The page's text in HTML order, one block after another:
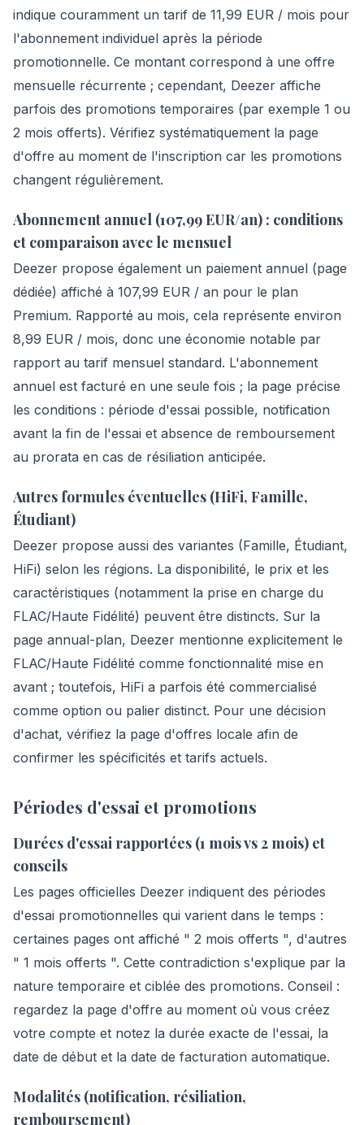
indique couramment un tarif de 11,99 EUR / mois pour
l'abonnement individuel après la période
promotionnelle. Ce montant correspond à une offre
mensuelle récurrente ; cependant, Deezer affiche
parfois des promotions temporaires (par exemple 1 ou
2 mois offerts). Vérifiez systématiquement la page
d'offre au moment de l'inscription car les promotions
changent régulièrement.
Abonnement annuel (107,99 EUR/an) : conditions
et comparaison avec le mensuel
Deezer propose également un paiement annuel (page
dédiée) affiché à 107,99 EUR / an pour le plan
Premium. Rapporté au mois, cela représente environ
8,99 EUR / mois, donc une économie notable par
rapport au tarif mensuel standard. L'abonnement
annuel est facturé en une seule fois ; la page précise
les conditions : période d'essai possible, notification
avant la fin de l'essai et absence de remboursement
au prorata en cas de résiliation anticipée.
Autres formules éventuelles (HiFi, Famille,
Étudiant)
Deezer propose aussi des variantes (Famille, Étudiant,
HiFi) selon les régions. La disponibilité, le prix et les
caractéristiques (notamment la prise en charge du
FLAC/Haute Fidélité) peuvent être distincts. Sur la
page annual-plan, Deezer mentionne explicitement le
FLAC/Haute Fidélité comme fonctionnalité mise en
avant ; toutefois, HiFi a parfois été commercialisé
comme option ou palier distinct. Pour une décision
d'achat, vérifiez la page d'offres locale afin de
confirmer les spécificités et tarifs actuels.
Périodes d'essai et promotions
Durées d'essai rapportées (1 mois vs 2 mois) et
conseils
Les pages officielles Deezer indiquent des périodes
d'essai promotionnelles qui varient dans le temps :
certaines pages ont affiché " 2 mois offerts ", d'autres
" 1 mois offerts ". Cette contradiction s'explique par la
nature temporaire et ciblée des promotions. Conseil :
regardez la page d'offre au moment où vous créez
votre compte et notez la durée exacte de l'essai, la
date de début et la date de facturation automatique.
Modalités (notification, résiliation,
remboursement)